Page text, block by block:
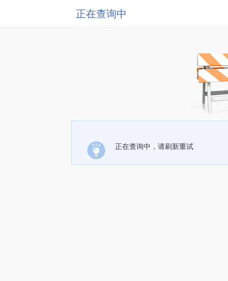
正在查询中
正在查询中，请刷新重试